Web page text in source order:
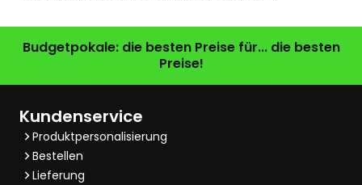
Budgetpokale: die besten Preise für... die besten
Preise!
Kundenservice
Produktpersonalisierung
Bestellen
Lieferung